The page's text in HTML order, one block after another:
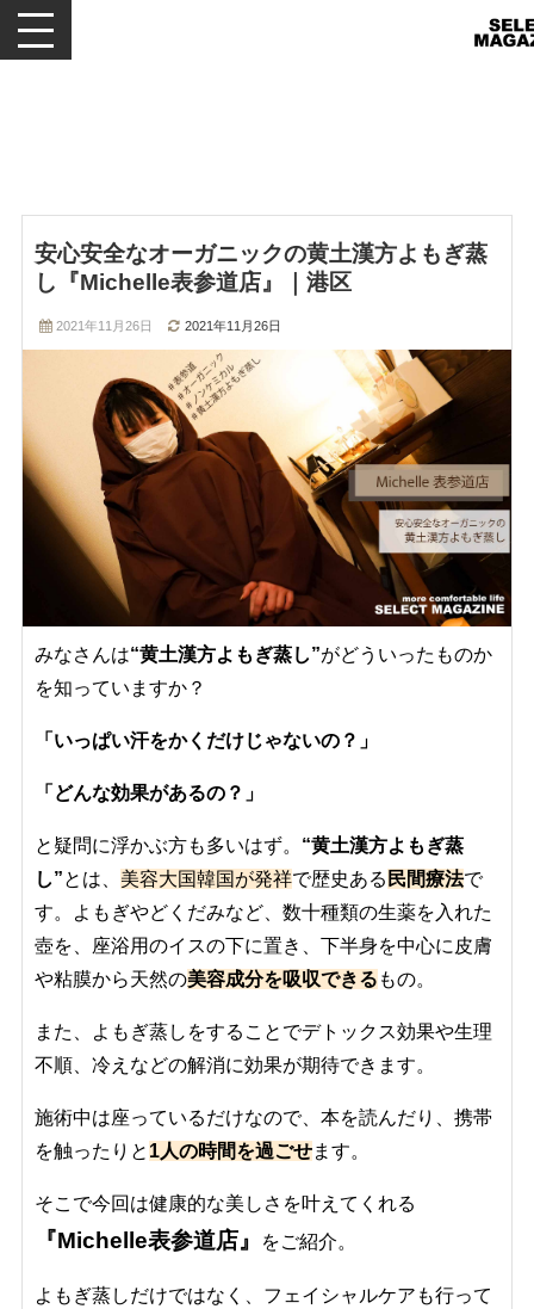
メニューを開閉する
安心安全なオーガニックの黄土漢方よもぎ蒸
し『Michelle表参道店』｜港区
2021年11月26日 2021年11月26日
みなさんは“黄土漢方よもぎ蒸し”がどういったものか
を知っていますか？
「いっぱい汗をかくだけじゃないの？」
「どんな効果があるの？」
と疑問に浮かぶ方も多いはず。 “黄土漢方よもぎ蒸
し”とは、 美容大国韓国が発祥で歴史ある 民間療法で
す。よもぎやどくだみなど、 数十種類の生薬を入れた
壺を、座浴用のイスの下に置き、下半身を中心に皮膚
や粘膜から天然の美容成分を吸収できる もの。
また、よもぎ蒸しをすることでデトックス効果や生理
不順、冷えなどの解消に効果が期待できます。
施術中は座っているだけなので、本を読んだり、携帯
を触ったりと 1人の時間を過ごせます。
そこで今回は健康的な美しさを叶えてくれる
『Michelle表参道店』 をご紹介。
よもぎ蒸しだけではなく、フェイシャルケアも行って